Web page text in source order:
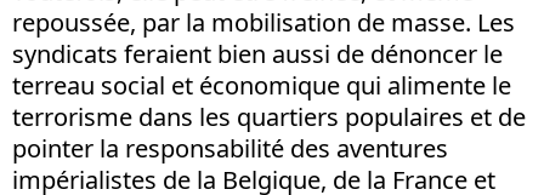
repoussée, par la mobilisation de masse. Les
syndicats feraient bien aussi de dénoncer le
terreau social et économique qui alimente le
terrorisme dans les quartiers populaires et de
pointer la responsabilité des aventures
impérialistes de la Belgique, de la France et